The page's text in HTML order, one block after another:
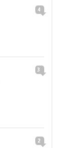
4
3
2